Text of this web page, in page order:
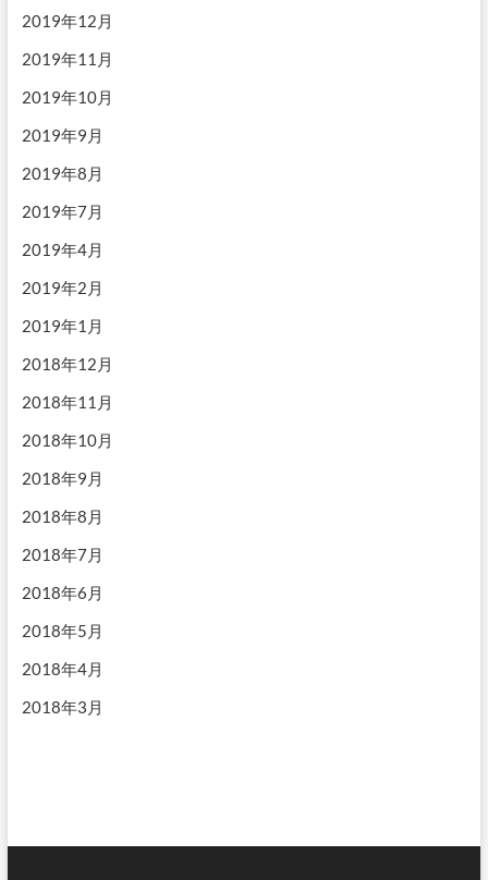
2019年12月
2019年11月
2019年10月
2019年9月
2019年8月
2019年7月
2019年4月
2019年2月
2019年1月
2018年12月
2018年11月
2018年10月
2018年9月
2018年8月
2018年7月
2018年6月
2018年5月
2018年4月
2018年3月